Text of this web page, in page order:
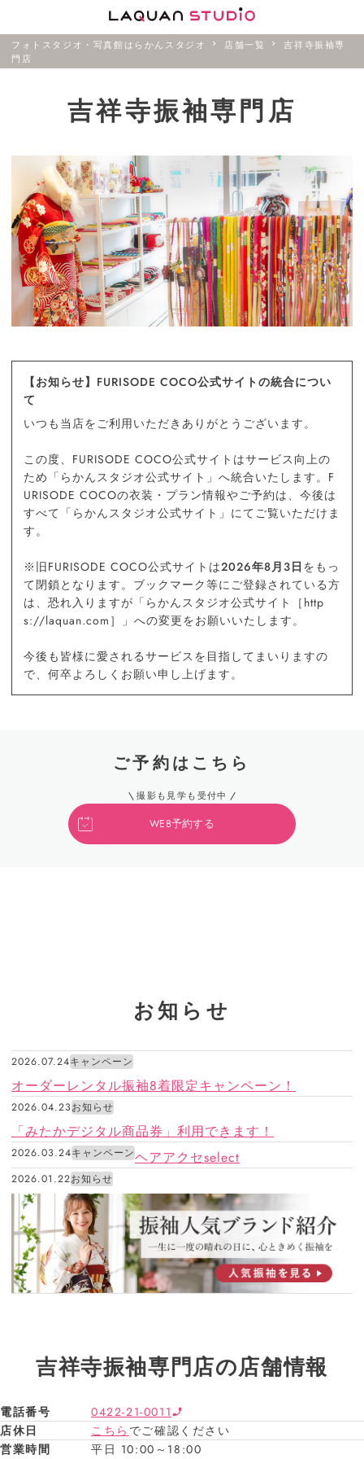
フォトスタジオ・写真館はらかんスタジオ 店舗一覧
吉祥寺振袖専
門店
吉祥寺振袖専門店
【お知らせ】FURISODE COCO公式サイトの統合につい
て
いつも当店をご利用いただきありがとうございます。
この度、FURISODE COCO公式サイトはサービス向上の
ため「らかんスタジオ公式サイト」へ統合いたします。F
URISODE COCOの衣装・プラン情報やご予約は、今後は
すべて「らかんスタジオ公式サイト」にてご覧いただけま
す。
※旧FURISODE COCO公式サイトは2026年8月3日 をもっ
て閉鎖となります。ブックマーク等にご登録されている方
は、恐れ入りますが「らかんスタジオ公式サイト［http
s://laquan.com］」への変更をお願いいたします。
今後も皆様に愛されるサービスを目指してまいりますの
で、何卒よろしくお願い申し上げます。
ご予約はこちら
撮影も見学も受付中
WEB予約する
お知らせ
2026.07.24キャンペーン
オーダーレンタル振袖8着限定キャンペーン！
2026.04.23お知らせ
「みたかデジタル商品券」利用できます！
2026.03.24キャンペーンヘアアクセselect
2026.01.22お知らせ
吉祥寺振袖専門店の店舗情報
電話番号
0422-21-0011
店休日
こちら でご確認ください
営業時間
平日 10:00～18:00